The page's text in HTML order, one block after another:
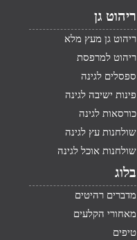
ריהוט גן
ריהוט גן מעץ מלא
ריהוט למרפסת
ספסלים לגינה
פינות ישיבה לגינה
כורסאות לגינה
שולחנות עץ לגינה
שולחנות אוכל לגינה
בלוג
מדברים רהיטים
מאחורי הקלעים
טיפים